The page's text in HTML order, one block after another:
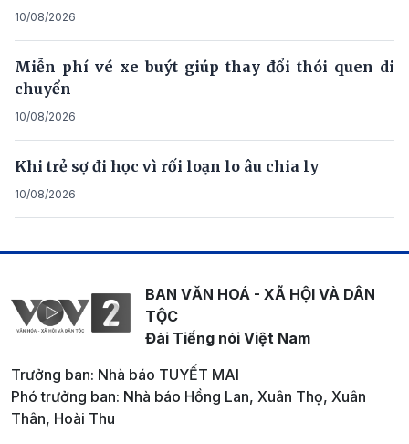
10/08/2026
Miễn phí vé xe buýt giúp thay đổi thói quen di
chuyển
10/08/2026
Khi trẻ sợ đi học vì rối loạn lo âu chia ly
10/08/2026
BAN VĂN HOÁ - XÃ HỘI VÀ DÂN
TỘC
Đài Tiếng nói Việt Nam
Trưởng ban: Nhà báo TUYẾT MAI
Phó trưởng ban: Nhà báo Hồng Lan, Xuân Thọ, Xuân
Thân, Hoài Thu